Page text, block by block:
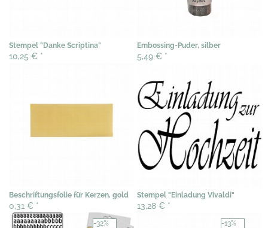
Stempel "Danke Scriptina"
10,25 € *
Embossing-Puder, silber
5,49 € *
Beschriftungsfolie für Kerzen, gold
0,31 € *
Stempel "Einladung Vivaldi"
13,28 € *
-32% -13%